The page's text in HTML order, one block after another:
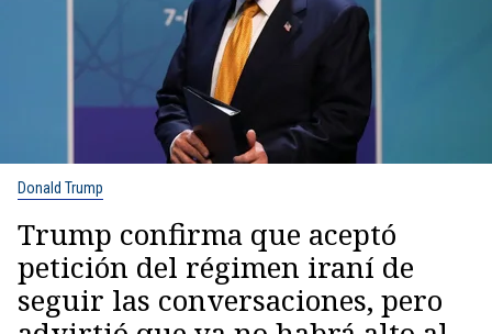
Donald Trump
Trump confirma que aceptó
petición del régimen iraní de
seguir las conversaciones, pero